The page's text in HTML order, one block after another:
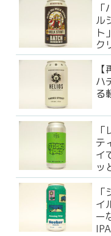
ル
ト
ク
ル
ハ
る
テ
イ
ッ
イ
ー